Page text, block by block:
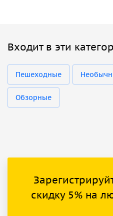
Входит в эти
Пешеходные
Обзорные
скидку 5% на